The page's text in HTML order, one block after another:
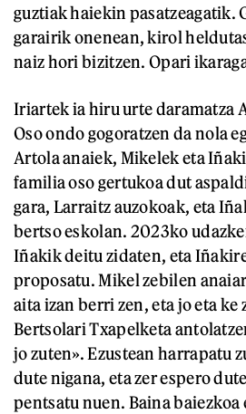
guztiak haiekin pasatzeagatik.
garairik onenean, kirol
naiz hori bizitzen. Opari
Iriartek ia hiru urte daramatza
Oso ondo gogoratzen da nola
Artola anaiek, Mikelek eta
familia oso gertukoa dut
gara, Larraitz auzokoak, eta
bertso eskolan. 2023ko
Iñakik deitu zidaten, eta
proposatu. Mikel zebilen
aita izan berri zen, eta jo eta
Bertsolari Txapelketa
jo zuten». Ezustean harrapatu
dute nigana, eta zer espero
pentsatu nuen. Baina baiezkoa